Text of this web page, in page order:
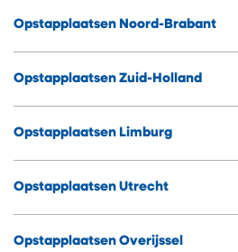
Opstapplaatsen Noord-Brabant
Opstapplaatsen Zuid-Holland
Opstapplaatsen Limburg
Opstapplaatsen Utrecht
Opstapplaatsen Overijssel